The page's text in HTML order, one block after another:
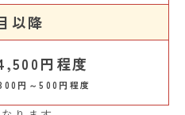
以降
円程度
円～500円程度